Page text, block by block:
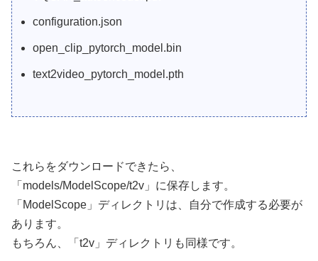
configuration.json
open_clip_pytorch_model.bin
text2video_pytorch_model.pth
これらをダウンロードできたら、
「models/ModelScope/t2v」に保存します。
「ModelScope」ディレクトリは、自分で作成する必要が
あります。
もちろん、「t2v」ディレクトリも同様です。